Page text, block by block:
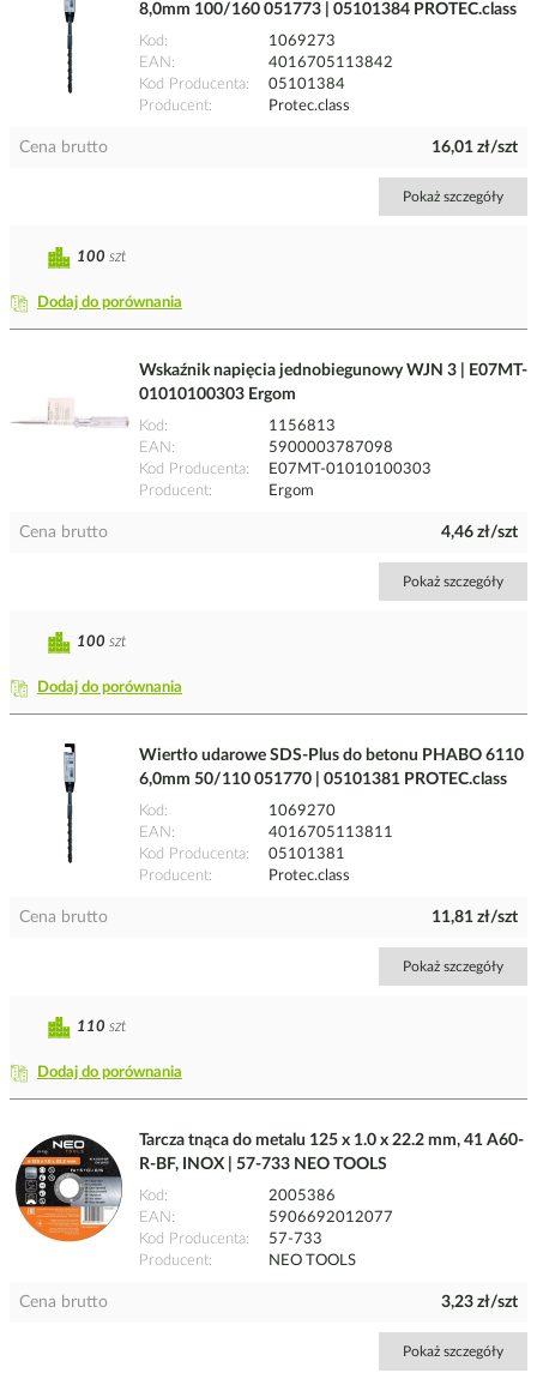
8,0mm 100/160 051773 | 05101384 PROTEC.class
Kod
1069273
EAN
4016705113842
Kod Producenta
05101384
Producent
Protec.class
Cena brutto 16,01 zł/szt
Pokaż szczegóły
Dodaj do porównania
100 szt
Wskaźnik napięcia jednobiegunowy WJN 3 | E07MT-
01010100303 Ergom
Kod
1156813
EAN
5900003787098
Kod Producenta
E07MT-01010100303
Producent
Ergom
Cena brutto 4,46 zł/szt
Pokaż szczegóły
Dodaj do porównania
100 szt
Wiertło udarowe SDS-Plus do betonu PHABO 6110
6,0mm 50/110 051770 | 05101381 PROTEC.class
Kod
1069270
EAN
4016705113811
Kod Producenta
05101381
Producent
Protec.class
Cena brutto 11,81 zł/szt
Pokaż szczegóły
Dodaj do porównania
110 szt
Tarcza tnąca do metalu 125 x 1.0 x 22.2 mm, 41 A60-
R-BF, INOX | 57-733 NEO TOOLS
Kod
2005386
EAN
5906692012077
Kod Producenta
57-733
Producent
NEO TOOLS
Cena brutto 3,23 zł/szt
Pokaż szczegóły